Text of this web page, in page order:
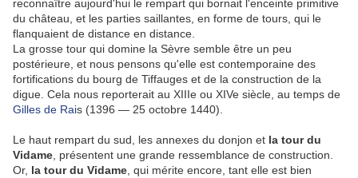
reconnaître aujourd'hui le rempart qui bornait l'enceinte primitive
du château, et les parties saillantes, en forme de tours, qui le
flanquaient de distance en distance.
La grosse tour qui domine la Sèvre semble être un peu
postérieure, et nous pensons qu'elle est contemporaine des
fortifications du bourg de Tiffauges et de la construction de la
digue. Cela nous reporterait au XIIIe ou XIVe siècle, au temps de
Gilles de Rais (1396 — 25 octobre 1440).
Le haut rempart du sud, les annexes du donjon et la tour du
Vidame , présentent une grande ressemblance de construction.
Or, la tour du Vidame , qui mérite encore, tant elle est bien